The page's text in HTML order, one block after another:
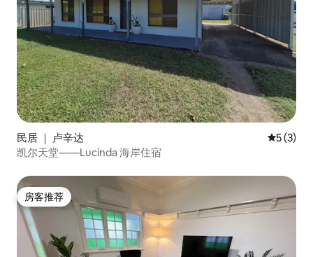
民居 ｜ 卢辛达 平均评分
5 (3)
凯尔天堂——Lucinda 海岸住宿
房客推荐
房客推荐